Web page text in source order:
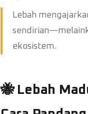
Lebah
ekosistem.
🐝 Lebah